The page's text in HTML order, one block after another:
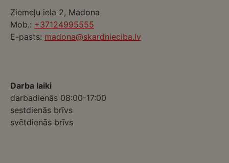
Ziemeļu iela 2, Madona
Mob.: +37124995555
E-pasts: madona@skardnieciba.lv
Darba laiki
darbadienās 08:00-17:00
sestdienās brīvs
svētdienās brīvs